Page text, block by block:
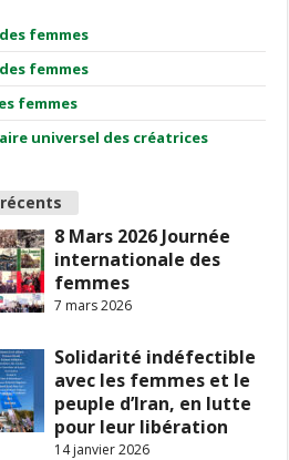
femmes
femmes
femmes
universel des créatrices
8 Mars 2026 Journée
internationale des
femmes
7 mars 2026
Solidarité indéfectible
avec les femmes et le
peuple d’Iran, en lutte
pour leur libération
14 janvier 2026